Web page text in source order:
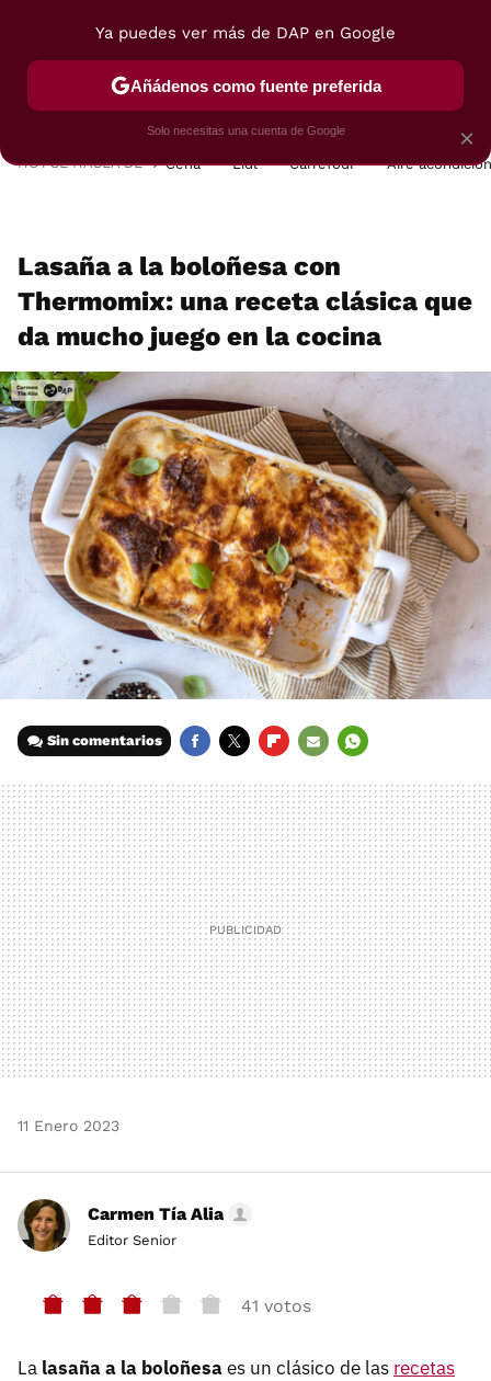
POSTRES VIAJES SELECCIÓN VEGUI
HOY SE HABLA DE Cena Lidl Carrefour Aire
Lasaña a la boloñesa con
Thermomix: una receta clásica que
da mucho juego en la cocina
Sin comentarios
MAIL
11 Enero 2023
Carmen Tía Alia
Editor Senior
41 votos
La lasaña a la boloñesaes un clásico de las recetas
×
Ya puedes ver más de DAP en Google
Añádenos como fuente preferida
Solo necesitas una cuenta de Google